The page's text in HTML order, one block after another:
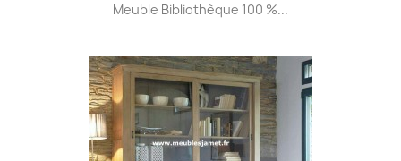
Meuble Bibliothèque 100 %...